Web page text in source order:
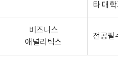
타 대
비즈니스
애널리틱스
전공필